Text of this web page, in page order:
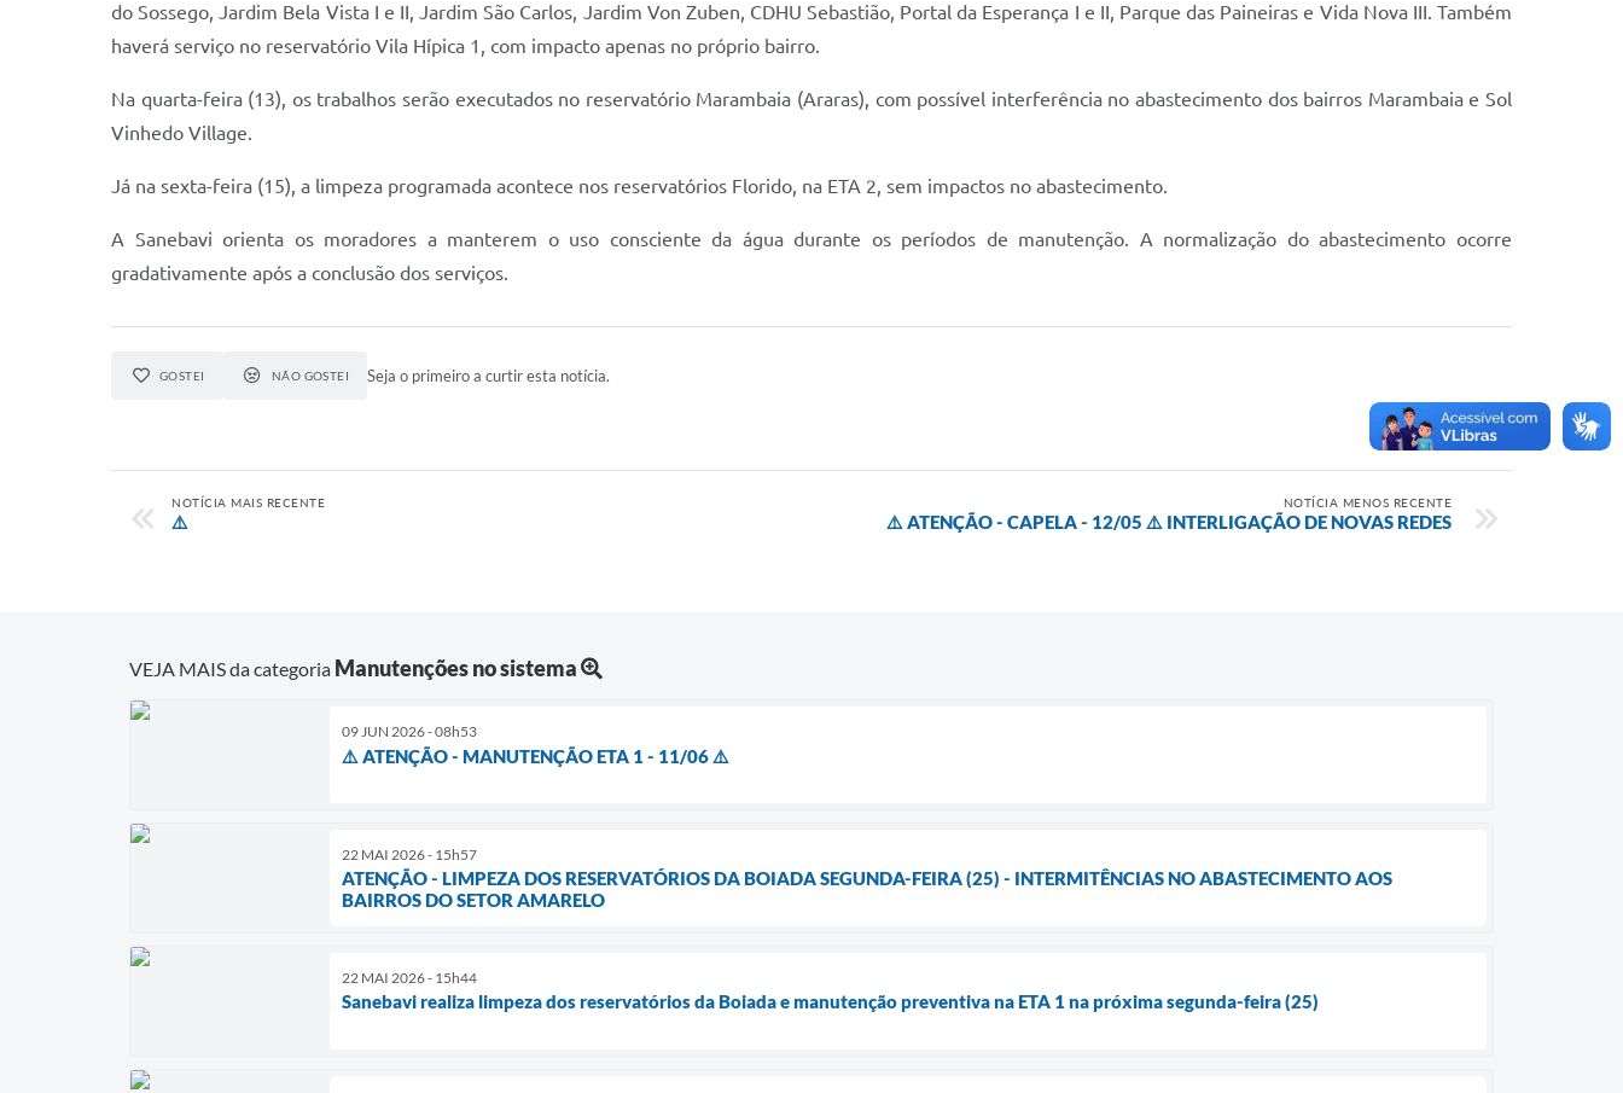
do Sossego, Jardim Bela Vista I e II, Jardim São Carlos, Jardim Von Zuben, CDHU Sebastião, Portal da Esperança I e II, Parque das Paineiras e Vida Nova III. Também
haverá serviço no reservatório Vila Hípica 1, com impacto apenas no próprio bairro.
Na quarta-feira (13), os trabalhos serão executados no reservatório Marambaia (Araras), com possível interferência no abastecimento dos bairros Marambaia e Sol
Vinhedo Village.
Já na sexta-feira (15), a limpeza programada acontece nos reservatórios Florido, na ETA 2, sem impactos no abastecimento.
A Sanebavi orienta os moradores a manterem o uso consciente da água durante os períodos de manutenção. A normalização do abastecimento ocorre
gradativamente após a conclusão dos serviços.
GOSTEI NÃO GOSTEI Seja o primeiro a curtir esta notícia.
NOTÍCIA MAIS RECENTE
⚠️
NOTÍCIA MENOS RECENTE
⚠️ ATENÇÃO - CAPELA - 12/05 ⚠️ INTERLIGAÇÃO DE NOVAS REDES
VEJA MAIS da categoria Manutenções no sistema
09 JUN 2026 - 08h53
⚠️ ATENÇÃO - MANUTENÇÃO ETA 1 - 11/06 ⚠️
22 MAI 2026 - 15h57
ATENÇÃO - LIMPEZA DOS RESERVATÓRIOS DA BOIADA SEGUNDA-FEIRA (25) - INTERMITÊNCIAS NO ABASTECIMENTO AOS
BAIRROS DO SETOR AMARELO
22 MAI 2026 - 15h44
Sanebavi realiza limpeza dos reservatórios da Boiada e manutenção preventiva na ETA 1 na próxima segunda-feira (25)